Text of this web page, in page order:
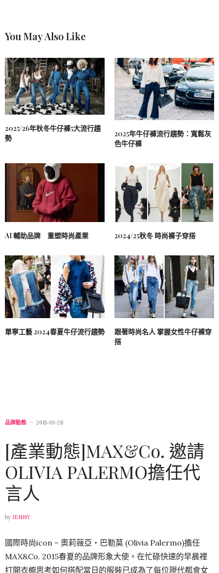
You May Also Like
2025/26年秋冬牛仔褲5大流行趨
勢
2025年牛仔褲流行趨勢：寬鬆灰
色牛仔褲
AI 輔助品牌 重塑時尚產業 2024/25秋冬 時尚褲子穿搭
單寧工藝 2024春夏牛仔流行趨勢
跟著時尚名人 掌握女性牛仔褲穿
搭
品牌動態 2015-01-28
[產業動態]MAX&Co. 邀請
OLIVIA PALERMO擔任代
言人
by JENNY
國際時尚icon – 奧莉薇亞‧巴勒莫 (Olivia Palermo)擔任
MAX&Co. 2015春夏的品牌形象大使。在忙碌快速的早晨裡
打開衣櫥思考如何搭配當日的服裝已成為了每位現代都會女